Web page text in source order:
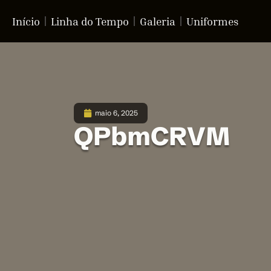
Início Linha do Tempo Galeria Uniformes
maio 6, 2025
QPbmCRVM